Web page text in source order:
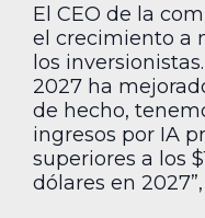
El CEO de la
el crecimiento a
los
2027 ha
de hecho,
ingresos por IA
superiores a los
dólares en